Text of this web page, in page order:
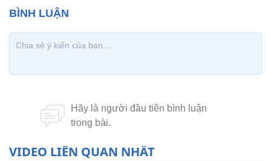
VIDEO LIÊN QUAN NHẤT